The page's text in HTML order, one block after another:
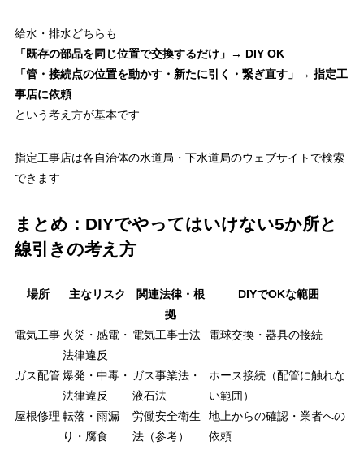
給水・排水どちらも
「既存の部品を同じ位置で交換するだけ」→ DIY OK
「管・接続点の位置を動かす・新たに引く・繋ぎ直す」→ 指定工
事店に依頼
という考え方が基本です
指定工事店は各自治体の水道局・下水道局のウェブサイトで検索
できます
まとめ：DIYでやってはいけない5か所と
線引きの考え方
場所 主なリスク
関連法律・根
拠
DIYでOKな範囲
電気工事 火災・感電・
法律違反
電気工事士法 電球交換・器具の接続
ガス配管 爆発・中毒・
法律違反
ガス事業法・
液石法
ホース接続（配管に触れな
い範囲）
屋根修理 転落・雨漏
り・腐食
労働安全衛生
法（参考）
地上からの確認・業者への
依頼